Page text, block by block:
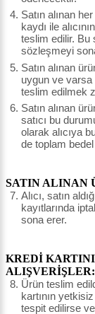
Satın alınan
kaydı ile
teslim edilir. Bu
sözleşmeyi
Satın alınan
uygun ve varsa
teslim edilmek
Satın alınan
satıcı bu
olarak alıcıya
de toplam bedel
SATIN ALINAN
Alıcı, satın
kayıtlarında
sona erer.
KREDİ
ALIŞVERİŞLER:
Ürün teslim
kartının
tespit edilirse